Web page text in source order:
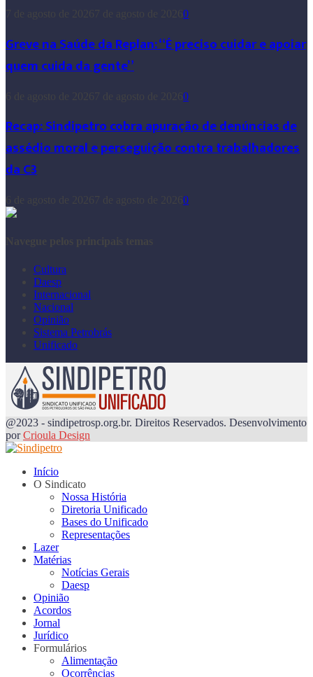
0
Greve na Saúde da Replan: “É preciso cuidar e apoiar
quem cuida da gente”
0
Recap: Sindipetro cobra apuração de denúncias de
assédio moral e perseguição contra trabalhadores
da C3
0
Navegue pelos principais temas
Cultura
Daesp
Internacional
Nacional
Opinião
Sistema Petrobrás
Unificado
@2023 - sindipetrosp.org.br. Direitos Reservados. Desenvolvimento
porCrioula Design
Início
O Sindicato
Nossa História
Diretoria Unificado
Bases do Unificado
Representações
Lazer
Matérias
Notícias Gerais
Daesp
Opinião
Acordos
Jornal
Jurídico
Formulários
Alimentação
Ocorrências